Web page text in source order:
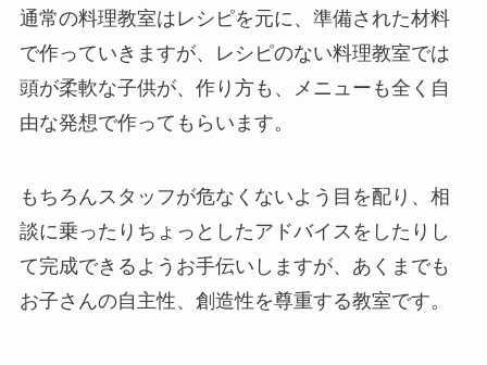
通常の料理教室はレシピを元に、準備された材料
で作っていきますが、レシピのない料理教室では
頭が柔軟な子供が、作り方も、メニューも全く自
由な発想で作ってもらいます。
もちろんスタッフが危なくないよう目を配り、相
談に乗ったりちょっとしたアドバイスをしたりし
て完成できるようお手伝いしますが、あくまでも
お子さんの自主性、創造性を尊重する教室です。